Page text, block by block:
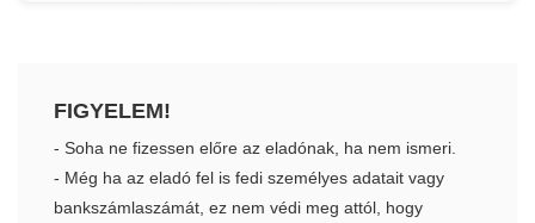
FIGYELEM!
- Soha ne fizessen előre az eladónak, ha nem ismeri.
- Még ha az eladó fel is fedi személyes adatait vagy
bankszámlaszámát, ez nem védi meg attól, hogy